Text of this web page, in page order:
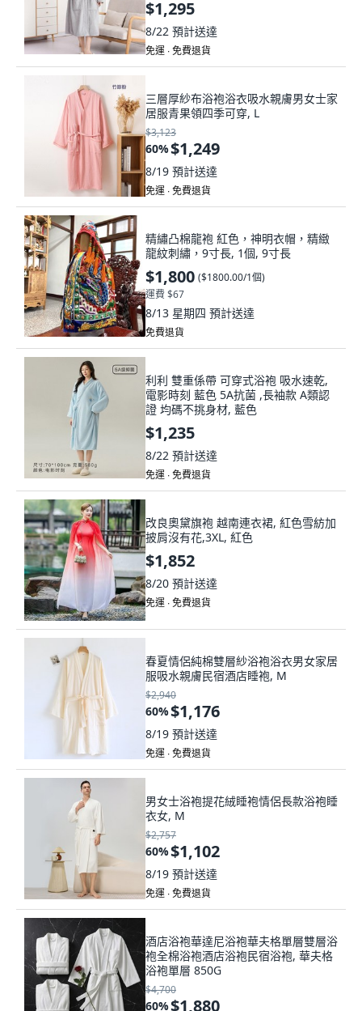
$1,295
8/22 預計送達
免運 ∙ 免費退貨
三層厚紗布浴袍浴衣吸水親膚男女士家
居服青果領四季可穿, L
$3,123
60%$1,249
8/19 預計送達
免運 ∙ 免費退貨
精繡凸棉龍袍 紅色，神明衣帽，精緻
龍紋刺繡，9寸長, 1個, 9寸長
$1,800 ($1800.00/1個)
運費 $67
8/13 星期四 預計送達
免費退貨
利利 雙重係帶 可穿式浴袍 吸水速乾,
電影時刻 藍色 5A抗菌 ,長袖款 A類認
證 均碼不挑身材, 藍色
$1,235
8/22 預計送達
免運 ∙ 免費退貨
改良奧黛旗袍 越南連衣裙, 紅色雪紡加
披肩沒有花,3XL, 紅色
$1,852
8/20 預計送達
免運 ∙ 免費退貨
春夏情侶純棉雙層紗浴袍浴衣男女家居
服吸水親膚民宿酒店睡袍, M
$2,940
60%$1,176
8/19 預計送達
免運 ∙ 免費退貨
男女士浴袍提花絨睡袍情侶長款浴袍睡
衣女, M
$2,757
60%$1,102
8/19 預計送達
免運 ∙ 免費退貨
酒店浴袍華達尼浴袍華夫格單層雙層浴
袍全棉浴袍酒店浴袍民宿浴袍, 華夫格
浴袍單層 850G
$4,700
60%$1,880